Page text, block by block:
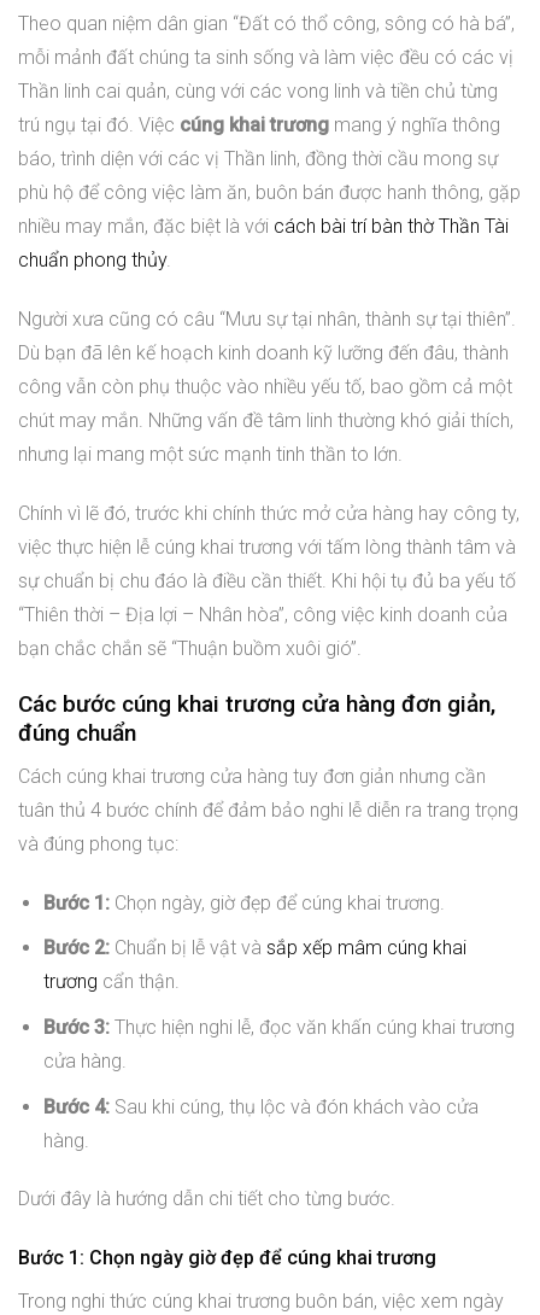
Theo quan niệm dân gian “Đất có thổ công, sông có hà bá”,
mỗi mảnh đất chúng ta sinh sống và làm việc đều có các vị
Thần linh cai quản, cùng với các vong linh và tiền chủ từng
trú ngụ tại đó. Việc cúng khai trương mang ý nghĩa thông
báo, trình diện với các vị Thần linh, đồng thời cầu mong sự
phù hộ để công việc làm ăn, buôn bán được hanh thông, gặp
nhiều may mắn, đặc biệt là với cách bài trí bàn thờ Thần Tài
chuẩn phong thủy.
Người xưa cũng có câu “Mưu sự tại nhân, thành sự tại thiên”.
Dù bạn đã lên kế hoạch kinh doanh kỹ lưỡng đến đâu, thành
công vẫn còn phụ thuộc vào nhiều yếu tố, bao gồm cả một
chút may mắn. Những vấn đề tâm linh thường khó giải thích,
nhưng lại mang một sức mạnh tinh thần to lớn.
Chính vì lẽ đó, trước khi chính thức mở cửa hàng hay công ty,
việc thực hiện lễ cúng khai trương với tấm lòng thành tâm và
sự chuẩn bị chu đáo là điều cần thiết. Khi hội tụ đủ ba yếu tố
“Thiên thời – Địa lợi – Nhân hòa”, công việc kinh doanh của
bạn chắc chắn sẽ “Thuận buồm xuôi gió”.
Các bước cúng khai trương cửa hàng đơn giản,
đúng chuẩn
Cách cúng khai trương cửa hàng tuy đơn giản nhưng cần
tuân thủ 4 bước chính để đảm bảo nghi lễ diễn ra trang trọng
và đúng phong tục:
Bước 1:Chọn ngày, giờ đẹp để cúng khai trương.
Bước 2:Chuẩn bị lễ vật và sắp xếp mâm cúng khai
trương cẩn thận.
Bước 3:Thực hiện nghi lễ, đọc văn khấn cúng khai trương
cửa hàng.
Bước 4:Sau khi cúng, thụ lộc và đón khách vào cửa
hàng.
Dưới đây là hướng dẫn chi tiết cho từng bước.
Bước 1: Chọn ngày giờ đẹp để cúng khai trương
Trong nghi thức cúng khai trương buôn bán, việc xem ngày